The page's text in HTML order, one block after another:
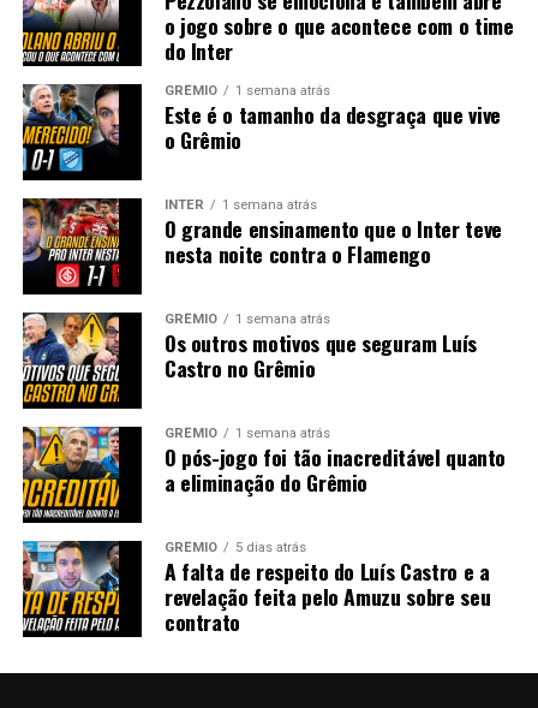
o jogo sobre o que acontece com o time
do Inter
GRÊMIO 1 semana atrás
Este é o tamanho da desgraça que vive
o Grêmio
INTER 1 semana atrás
O grande ensinamento que o Inter teve
nesta noite contra o Flamengo
GRÊMIO 1 semana atrás
Os outros motivos que seguram Luís
Castro no Grêmio
GRÊMIO 1 semana atrás
O pós-jogo foi tão inacreditável quanto
a eliminação do Grêmio
GRÊMIO 5 dias atrás
A falta de respeito do Luís Castro e a
revelação feita pelo Amuzu sobre seu
contrato